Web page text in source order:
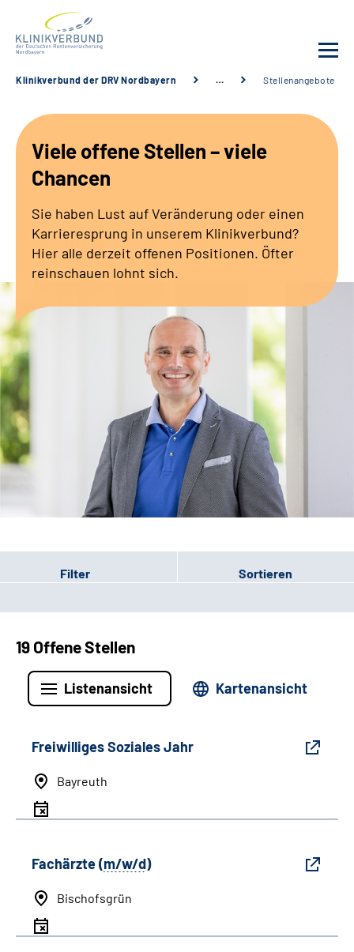
Behandlungsangebot
Karriere
Erweiterte Suche
Klinikverbund der DRV Nordbayern … Stellenangebote
Viele offene Stellen – viele
Chancen
Sie haben Lust auf Veränderung oder einen
Karrieresprung in unserem Klinikverbund?
Hier alle derzeit offenen Positionen. Öfter
reinschauen lohnt sich.
Filter Sortieren
19 Offene Stellen
Listenansicht Kartenansicht
Freiwilliges Soziales Jahr
Bayreuth
Fachärzte (m/w/d)
Bischofsgrün